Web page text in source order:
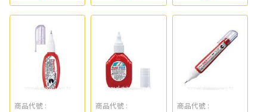
商品代號 :
商品代號 :
商品代號 :